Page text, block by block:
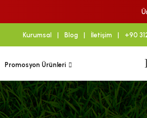
Kurumsal | Blog | İletişim | +90
Promosyon Ürünleri